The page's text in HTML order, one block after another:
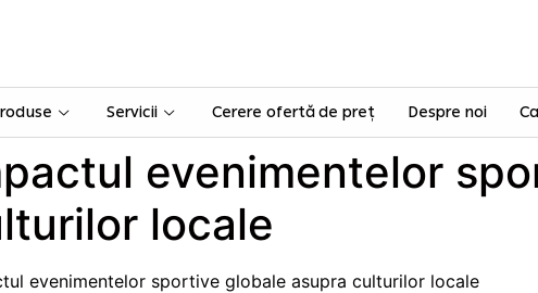
Servicii Cerere ofertă de preț Despre noi
evenimentelor
locale
evenimentelor sportive globale asupra culturilor locale